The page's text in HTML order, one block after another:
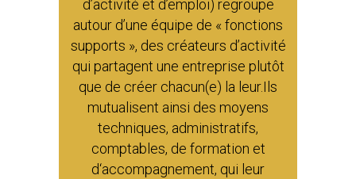
d’activité et d’emploi) regroupe
autour d’une équipe de « fonctions
supports », des créateurs d’activité
qui partagent une entreprise plutôt
que de créer chacun(e) la leur.Ils
mutualisent ainsi des moyens
techniques, administratifs,
comptables, de formation et
d‘accompagnement, qui leur